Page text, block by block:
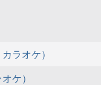
ラオケ）
ケ）